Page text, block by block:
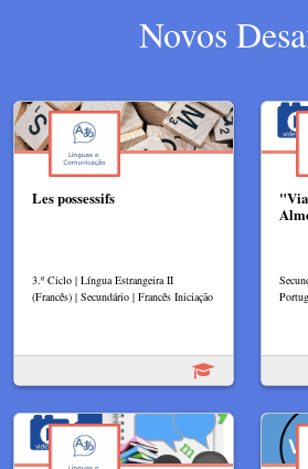
Novos
Les possessifs
3.º Ciclo | Língua Estrangeira II
(Francês) | Secundário | Francês Iniciação